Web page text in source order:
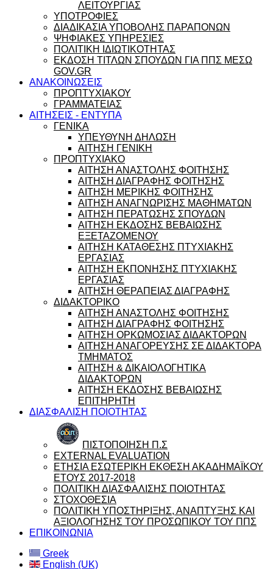
ΛΕΙΤΟΥΡΓΙΑΣ
ΥΠΟΤΡΟΦΙΕΣ
ΔΙΑΔΙΚΑΣΙΑ ΥΠΟΒΟΛΗΣ ΠΑΡΑΠΟΝΩΝ
ΨΗΦΙΑΚΕΣ ΥΠΗΡΕΣΙΕΣ
ΠΟΛΙΤΙΚΗ ΙΔΙΩΤΙΚΟΤΗΤΑΣ
ΕΚΔΟΣΗ ΤΙΤΛΩΝ ΣΠΟΥΔΩΝ ΓΙΑ ΠΠΣ ΜΕΣΩ
GOV.GR
ΑΝΑΚΟΙΝΩΣΕΙΣ
ΠΡΟΠΤΥΧΙΑΚΟΥ
ΓΡΑΜΜΑΤΕΙΑΣ
ΑΙΤΗΣΕΙΣ - ΕΝΤΥΠΑ
ΓΕΝΙΚΑ
ΥΠΕΥΘΥΝΗ ΔΗΛΩΣΗ
ΑΙΤΗΣΗ ΓΕΝΙΚΗ
ΠΡΟΠΤΥΧΙΑΚΟ
ΑΙΤΗΣΗ ΑΝΑΣΤΟΛΗΣ ΦΟΙΤΗΣΗΣ
ΑΙΤΗΣΗ ΔΙΑΓΡΑΦΗΣ ΦΟΙΤΗΣΗΣ
ΑΙΤΗΣΗ ΜΕΡΙΚΗΣ ΦΟΙΤΗΣΗΣ
ΑΙΤΗΣΗ ΑΝΑΓΝΩΡΙΣΗΣ ΜΑΘΗΜΑΤΩΝ
ΑΙΤΗΣΗ ΠΕΡΑΤΩΣΗΣ ΣΠΟΥΔΩΝ
ΑΙΤΗΣΗ ΕΚΔΟΣΗΣ ΒΕΒΑΙΩΣΗΣ
ΕΞΕΤΑΖΟΜΕΝΟΥ
ΑΙΤΗΣΗ ΚΑΤΑΘΕΣΗΣ ΠΤΥΧΙΑΚΗΣ
ΕΡΓΑΣΙΑΣ
ΑΙΤΗΣΗ ΕΚΠΟΝΗΣΗΣ ΠΤΥΧΙΑΚΗΣ
ΕΡΓΑΣΙΑΣ
ΑΙΤΗΣΗ ΘΕΡΑΠΕΙΑΣ ΔΙΑΓΡΑΦΗΣ
ΔΙΔΑΚΤΟΡΙΚΟ
ΑΙΤΗΣΗ ΑΝΑΣΤΟΛΗΣ ΦΟΙΤΗΣΗΣ
ΑΙΤΗΣΗ ΔΙΑΓΡΑΦΗΣ ΦΟΙΤΗΣΗΣ
ΑΙΤΗΣΗ ΟΡΚΩΜΟΣΙΑΣ ΔΙΔΑΚΤΟΡΩΝ
ΑΙΤΗΣΗ ΑΝΑΓΟΡΕΥΣΗΣ ΣΕ ΔΙΔΑΚΤΟΡΑ
ΤΜΗΜΑΤΟΣ
ΑΙΤΗΣΗ & ΔΙΚΑΙΟΛΟΓΗΤΙΚΑ
ΔΙΔΑΚΤΟΡΩΝ
ΑΙΤΗΣΗ ΕΚΔΟΣΗΣ ΒΕΒΑΙΩΣΗΣ
ΕΠΙΤΗΡΗΤΗ
ΔΙΑΣΦΑΛΙΣΗ ΠΟΙΟΤΗΤΑΣ
ΠΙΣΤΟΠΟΙΗΣΗ Π.Σ
EXTERNAL EVALUATION
ΕΤΗΣΙΑ ΕΣΩΤΕΡΙΚΗ ΕΚΘΕΣΗ ΑΚΑΔΗΜΑΪΚΟΥ
ΕΤΟΥΣ 2017-2018
ΠΟΛΙΤΙΚΗ ΔΙΑΣΦΑΛΙΣΗΣ ΠΟΙΟΤΗΤΑΣ
ΣΤΟΧΟΘΕΣΙΑ
ΠΟΛΙΤΙΚΗ ΥΠΟΣΤΗΡΙΞΗΣ, ΑΝΑΠΤΥΞΗΣ ΚΑΙ
ΑΞΙΟΛΟΓΗΣΗΣ ΤΟΥ ΠΡΟΣΩΠΙΚΟΥ ΤΟΥ ΠΠΣ
ΕΠΙΚΟΙΝΩΝΙΑ
Greek
English (UK)